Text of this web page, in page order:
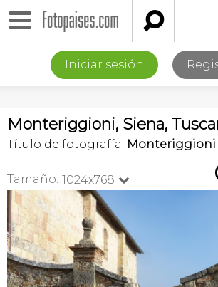

Iniciar sesión
Monteriggioni, Siena,
Título de fotografía: Monteriggioni
Tamaño: 1024x768 